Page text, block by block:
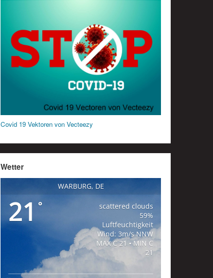
Covid 19 Vektoren von Vecteezy
Wetter
WARBURG, DE
21 °
scattered clouds
59%
Luftfeuchtigkeit
Wind: 3m/s NNW
MAX C 21 • MIN C
21